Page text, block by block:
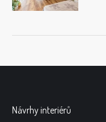
Návrhy interiérů